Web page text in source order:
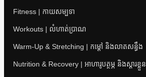
Fitness | កាយសម្បទា
Workouts | លំហាត់ប្រាណ
Warm-Up & Stretching | កម្តៅ និងលាតសន្ធឹង
Nutrition & Recovery | អាហារូបត្ថម្ភ និងស្តារខ្លួន